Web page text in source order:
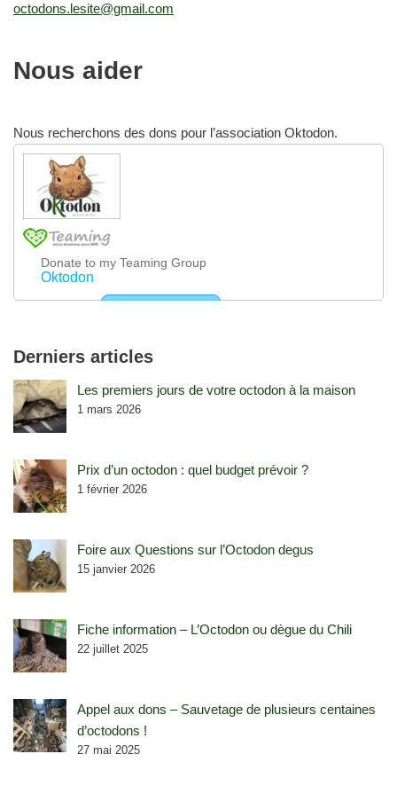
octodons.lesite@gmail.com
Nous aider
Nous recherchons des dons pour l’association Oktodon.
Derniers articles
Les premiers jours de votre octodon à la maison
1 mars 2026
Prix d’un octodon : quel budget prévoir ?
1 février 2026
Foire aux Questions sur l’Octodon degus
15 janvier 2026
Fiche information – L’Octodon ou dègue du Chili
22 juillet 2025
Appel aux dons – Sauvetage de plusieurs centaines
d’octodons !
27 mai 2025